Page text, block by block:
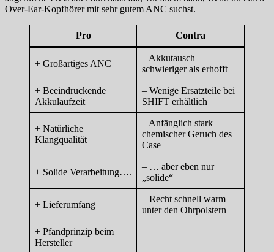
Over-Ear-Kopfhörer mit sehr gutem ANC suchst.
Pro Contra
+ Großartiges ANC
– Akkutausch
schwieriger als erhofft
+ Beeindruckende
Akkulaufzeit
– Wenige Ersatzteile bei
SHIFT erhältlich
+ Natürliche
Klangqualität
– Anfänglich stark
chemischer Geruch des
Case
+ Solide Verarbeitung….
– … aber eben nur
„solide“
+ Lieferumfang
– Recht schnell warm
unter den Ohrpolstern
+ Pfandprinzip beim
Hersteller